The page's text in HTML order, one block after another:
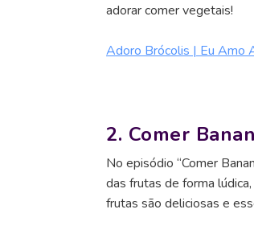
adorar comer vegetais!
Adoro Brócolis | Eu Amo
2. Comer
No episódio “Comer
das frutas de forma
frutas são deliciosas e